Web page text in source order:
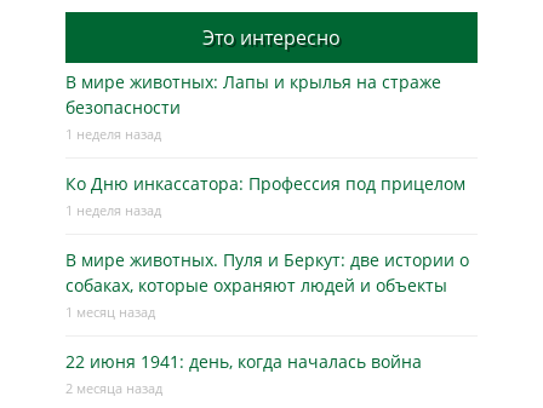
Это интересно
В мире животных: Лапы и крылья на страже
безопасности
1 неделя назад
Ко Дню инкассатора: Профессия под прицелом
1 неделя назад
В мире животных. Пуля и Беркут: две истории о
собаках, которые охраняют людей и объекты
1 месяц назад
22 июня 1941: день, когда началась война
2 месяца назад